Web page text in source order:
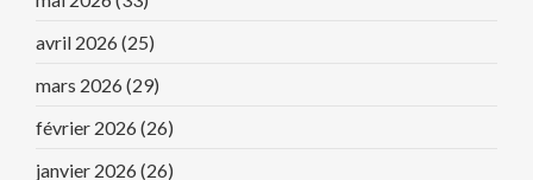
avril 2026 (25)
mars 2026 (29)
février 2026 (26)
janvier 2026 (26)